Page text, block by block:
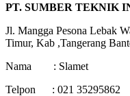
PT. SUMBER TEKNIK
Jl. Mangga Pesona Lebak
Timur, Kab ,Tangerang
Nama : Slamet
Telpon : 021 35295862